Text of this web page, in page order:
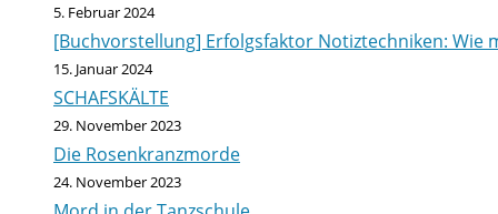
5. Februar 2024
[Buchvorstellung] Erfolgsfaktor Notiztechniken:
15. Januar 2024
SCHAFSKÄLTE
29. November 2023
Die Rosenkranzmorde
24. November 2023